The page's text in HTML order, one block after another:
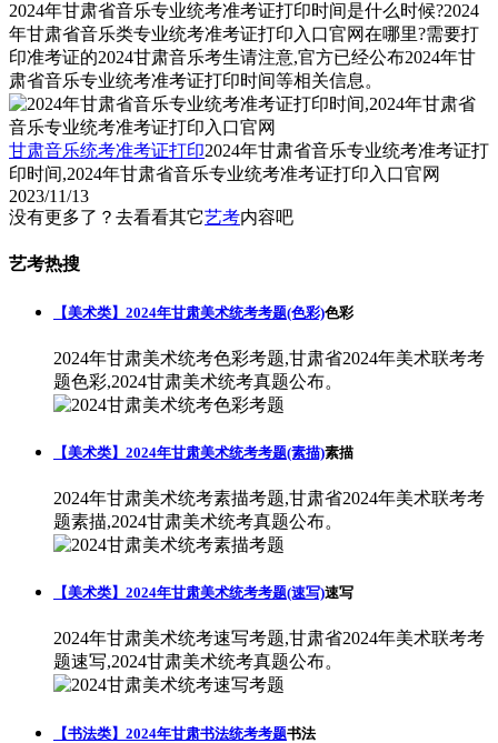
2024年甘肃省音乐专业统考准考证打印时间是什么时候?2024
年甘肃省音乐类专业统考准考证打印入口官网在哪里?需要打
印准考证的2024甘肃音乐考生请注意,官方已经公布2024年甘
肃省音乐专业统考准考证打印时间等相关信息。
甘肃音乐统考准考证打印2024年甘肃省音乐专业统考准考证打
印时间,2024年甘肃省音乐专业统考准考证打印入口官网
2023/11/13
没有更多了？去看看其它艺考内容吧
艺考热搜
【美术类】2024年甘肃美术统考考题(色彩)色彩
2024年甘肃美术统考色彩考题,甘肃省2024年美术联考考
题色彩,2024甘肃美术统考真题公布。
【美术类】2024年甘肃美术统考考题(素描)素描
2024年甘肃美术统考素描考题,甘肃省2024年美术联考考
题素描,2024甘肃美术统考真题公布。
【美术类】2024年甘肃美术统考考题(速写)速写
2024年甘肃美术统考速写考题,甘肃省2024年美术联考考
题速写,2024甘肃美术统考真题公布。
【书法类】2024年甘肃书法统考考题书法